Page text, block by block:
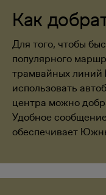
Как
Для того, чтобы
популярного
трамвайных
использовать
центра можно
Удобное
обеспечивает